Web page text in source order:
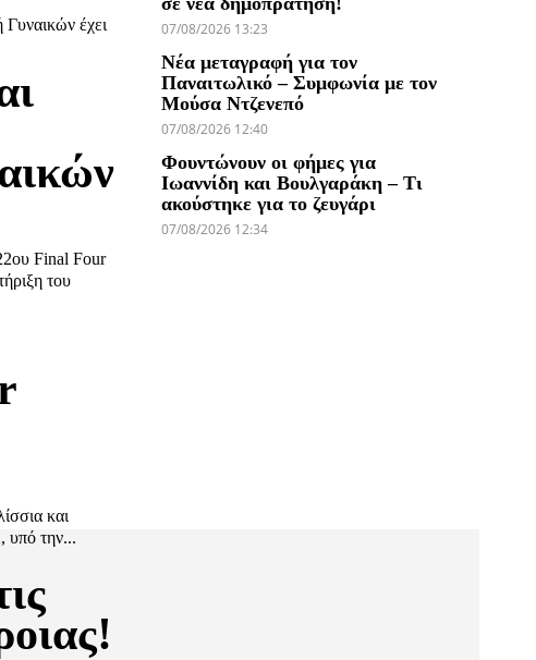
έχει
Final Four
του
και
υπό την...
07/08/2026 13:23
Νέα μεταγραφή για τον
Παναιτωλικό – Συμφωνία με τον
Μούσα Ντζενεπό
07/08/2026 12:40
Φουντώνουν οι φήμες για
Ιωαννίδη και Βουλγαράκη – Τι
ακούστηκε για το ζευγάρι
07/08/2026 12:34